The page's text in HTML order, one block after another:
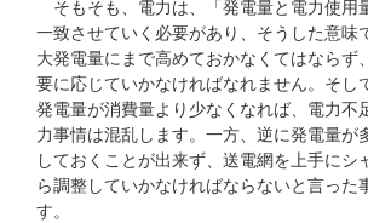
そもそも、電力は、「発電量と電力使用
一致させていく必要があり、そうした意味
大発電量にまで高めておかなくてはならず
要に応じていかなければなれません。そし
発電量が消費量より少なくなれば、電力不
力事情は混乱します。一方、逆に発電量が
しておくことが出来ず、送電網を上手にシ
ら調整していかなければならないと言った
す。